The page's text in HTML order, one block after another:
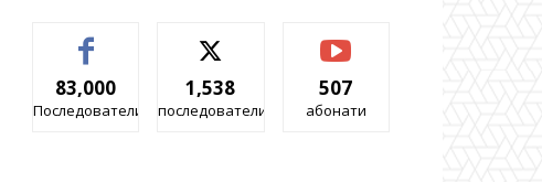
83,000
Последователи
1,538
последователи
507
абонати